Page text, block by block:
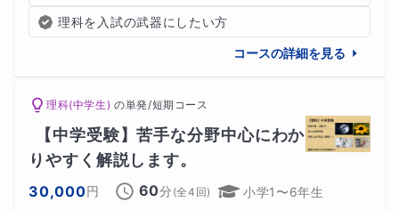
↓続きもぜひお読みください↓
🔴過去の実績が証明する確かな指導力🔴
【偏差値45から、わずか6ヶ月で開智日本橋
に合格させた実績！その方法とは？】
理科を入試の武器にしたい方
コースの詳細を見る
理科(中学生) の単発/短期コース
【中学受験】苦手な分野中心にわか
りやすく解説します。
30,000円 60分 (全4 回) 小学1〜6年生